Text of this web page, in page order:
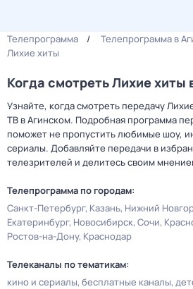
Телепрограмма Телепрограмма в
Лихие хиты
Когда смотреть Лихие хиты
Узнайте, когда смотреть передачу
ТВ в Агинском. Подробная программа
поможет не пропустить любимые шоу,
сериалы. Добавляйте передачи в
телезрителей и делитесь своим
Телепрограмма по городам:
Санкт-Петербург Казань Нижний
Екатеринбург Новосибирск Сочи
Ростов-на-Дону Краснодар
Телеканалы по тематикам:
кино и сериалы бесплатные каналы